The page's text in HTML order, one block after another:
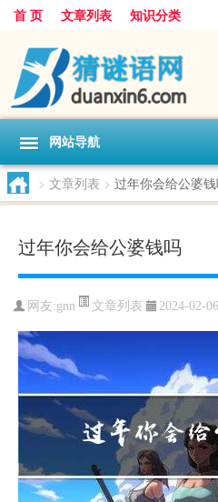
首 页 文章列表 知识分类
网站导航
> 文章列表 > 过年你会给公婆
过年你会给公婆钱吗
网友:gnn 文章列表 2024-02-